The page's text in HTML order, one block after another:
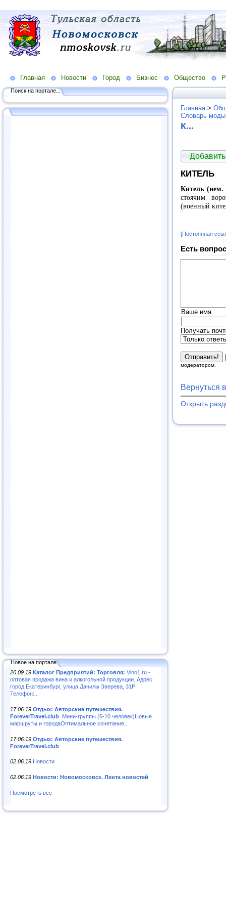
Главная Новости Город Бизнес Общество
Поиск на портале...
Новое на портале
20.09.19 Каталог Предприятий: Торговля: Vino1.ru -
оптовая продажа вина и алкогольной продукции. Адрес:
город Екатеринбург, улица Данилы Зверева, 31Р
Телефон:..
17.06.19 Отдых: Авторские путешествия.
ForeverTravel.club .Мини-группы (6-10 человек)Новые
маршруты и городаОптимальное сочетание..
17.06.19 Отдых: Авторские путешествия.
ForeverTravel.club
02.06.19 Новости
02.06.19 Новости: Новомосковск. Лента новостей
Посмотреть все
Главная >
Словарь
К...
КИТЕЛЬ
Китель
стоячим
(военный
[Постоянная
Есть
Ваше имя
Получать
модератором.
Вернуться
Открыть